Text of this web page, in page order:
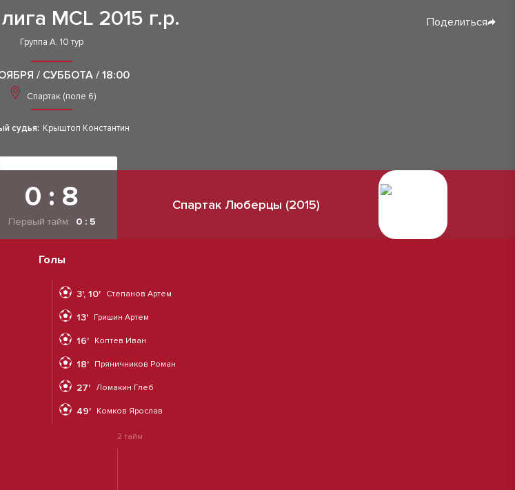
MCL 2015 г.р. Поделиться
Группа А. 10 тур
/ СУББОТА / 18:00
Спартак (поле 6)
судья: Крыштоп Константин
0 : 8
Первый тайм: 0 : 5
Спартак Люберцы (2015)
Голы
Степанов Артем
3', 10'
Гришин Артем
13'
Коптев Иван
16'
Пряничников Роман
18'
Ломакин Глеб
27'
Комков Ярослав
49'
2 тайм